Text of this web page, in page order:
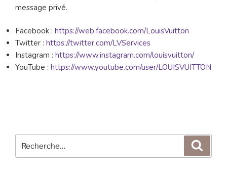
message privé.
Facebook : https://web.facebook.com/LouisVuitton
Twitter : https://twitter.com/LVServices
Instagram : https://www.instagram.com/louisvuitton/
YouTube : https://www.youtube.com/user/LOUISVUITTON
pour